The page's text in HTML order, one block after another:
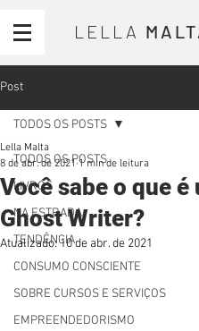
LELLA
Post
TODOS OS POSTS
LIVROS
NA ESTRADA
TENDÊNCIA
CONSUMO CONSCIENTE
SOBRE CURSOS E SERVIÇOS
EMPREENDEDORISMO
TODOS OS POSTS
Você sabe o que é
Ghost Writer?
Lella Malta
8 de abr. de 2021 1 min de leitura
Atualizado:10 de abr. de 2021